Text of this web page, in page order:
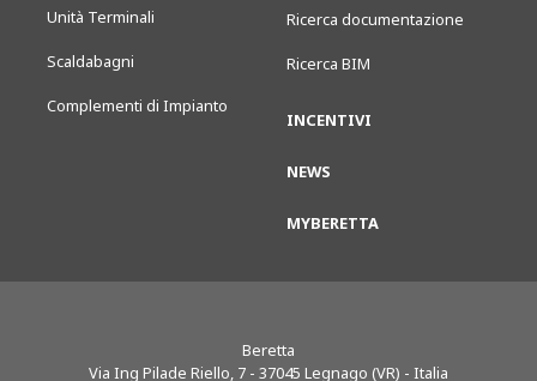
Unità Terminali
Scaldabagni
Complementi di Impianto
Ricerca documentazione
Ricerca BIM
INCENTIVI
NEWS
MYBERETTA
Beretta
Via Ing Pilade Riello, 7 - 37045 Legnago (VR) - Italia